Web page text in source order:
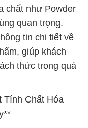
chất như Powder
quan trọng.
tin chi tiết về
giúp khách
thức trong quá
Tính Chất Hóa